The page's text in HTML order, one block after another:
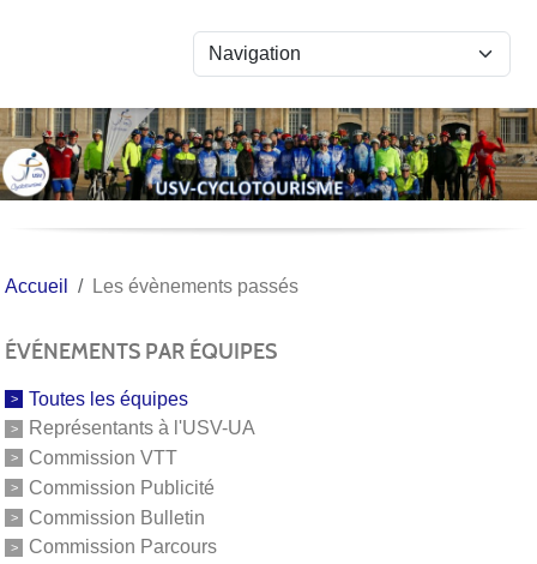
Accueil Les évènements passés
ÉVÉNEMENTS PAR ÉQUIPES
Toutes les équipes
Représentants à l'USV-UA
Commission VTT
Commission Publicité
Commission Bulletin
Commission Parcours